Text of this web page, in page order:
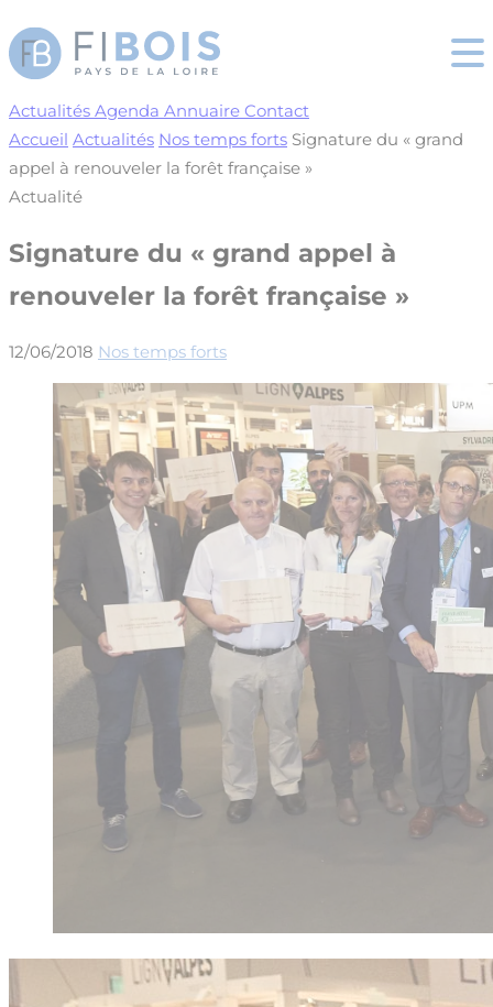
Actualités Agenda Annuaire Contact
Accueil Actualités Nos temps forts Signature du « grand
appel à renouveler la forêt française »
Actualité
Signature du « grand appel à
renouveler la forêt française »
12/06/2018 Nos temps forts